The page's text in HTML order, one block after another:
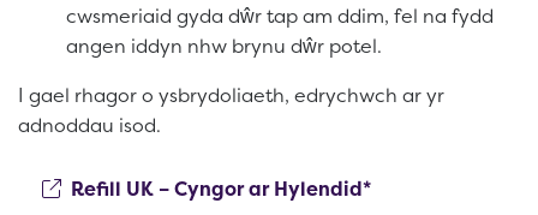
cwsmeriaid gyda dŵr tap am ddim, fel na fydd
angen iddyn nhw brynu dŵr potel.
I gael rhagor o ysbrydoliaeth, edrychwch ar yr
adnoddau isod.
Refill UK – Cyngor ar Hylendid*(opens new